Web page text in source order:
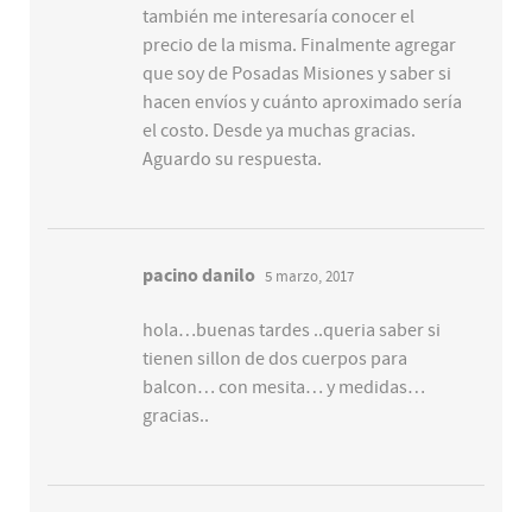
también me interesaría conocer el
precio de la misma. Finalmente agregar
que soy de Posadas Misiones y saber si
hacen envíos y cuánto aproximado sería
el costo. Desde ya muchas gracias.
Aguardo su respuesta.
pacino danilo 5 marzo, 2017
hola…buenas tardes ..queria saber si
tienen sillon de dos cuerpos para
balcon… con mesita… y medidas…
gracias..